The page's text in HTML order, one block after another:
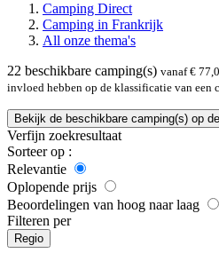
Camping Direct
Camping in Frankrijk
All onze thema's
22 beschikbare camping(s) vanaf €
invloed hebben op de klassificatie van een
Bekijk de beschikbare camping(s) op
Verfijn zoekresultaat
Sorteer op :
Relevantie
Oplopende prijs
Beoordelingen van hoog naar laag
Filteren per
Regio